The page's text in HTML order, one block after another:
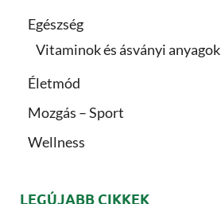
Egészség
Vitaminok és ásványi anyagok
Életmód
Mozgás – Sport
Wellness
LEGÚJABB CIKKEK